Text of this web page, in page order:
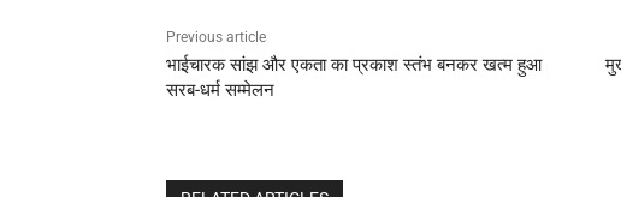
Previous article
भाईचारक सांझ और एकता का प्रकाश स्तंभ बनकर खत्म हुआ
सरब-धर्म सम्मेलन